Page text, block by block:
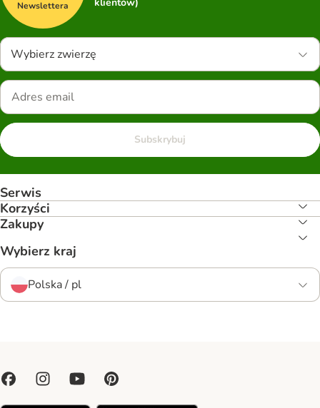
Newslettera
klientów)
Wybierz zwierzę
Subskrybuj
Serwis
Korzyści
Zakupy
Wybierz kraj
Polska / pl